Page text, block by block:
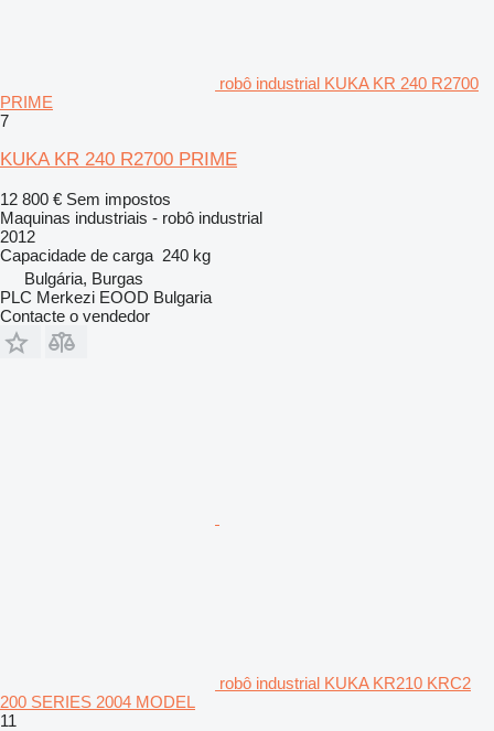
robô industrial KUKA KR 240 R2700
PRIME
7
KUKA KR 240 R2700 PRIME
12 800 € Sem impostos
Maquinas industriais - robô industrial
2012
Capacidade de carga 240 kg
Bulgária, Burgas
PLC Merkezi EOOD Bulgaria
Contacte o vendedor
robô industrial KUKA KR210 KRC2
200 SERIES 2004 MODEL
11